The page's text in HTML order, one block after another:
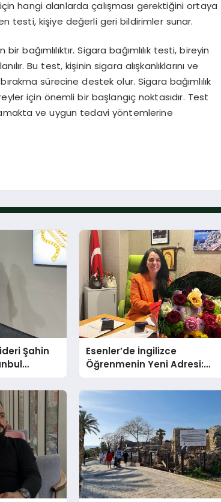
hangi alanlarda çalışması gerektiğini ortaya
testi, kişiye değerli geri bildirimler sunar.
bağımlılıktır. Sigara bağımlılık testi, bireyin
Bu test, kişinin sigara alışkanlıklarını ve
sürecine destek olur. Sigara bağımlılık
için önemli bir başlangıç noktasıdır. Test
ve uygun tedavi yöntemlerine
Şahin
Parladı ￼
Esenler’de İngilizce
Öğrenmenin Yeni Adresi:
Büyük Açılış Fırsatıyla %20
İndirim!